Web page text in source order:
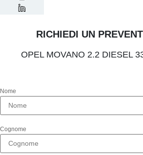
RICHIEDI UN
OPEL MOVANO 2.2 DIESEL
Nome
Cognome